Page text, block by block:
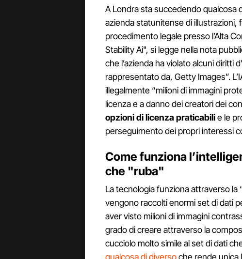
A Londra sta succedendo qualcosa
azienda statunitense di illustrazioni,
procedimento legale presso l’Alta
Stability Ai", si legge nella nota
che l’azienda ha violato alcuni diritti
rappresentato da, Getty Images”.
illegalmente “milioni di immagini
licenza e a danno dei creatori dei
opzioni di licenza praticabilie le
perseguimento dei propri interessi
Come funziona
che "ruba"
La tecnologia funziona attraverso la
vengono raccolti enormi set di dati
aver visto milioni di immagini
grado di creare attraverso la
cucciolo molto simile al set di dati
qualcosa di diversoche rende unica